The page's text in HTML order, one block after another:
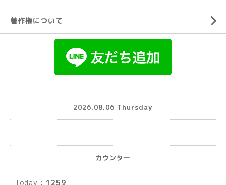
著作権について
2026.08.06 Thursday
カウンター
Today : 1259